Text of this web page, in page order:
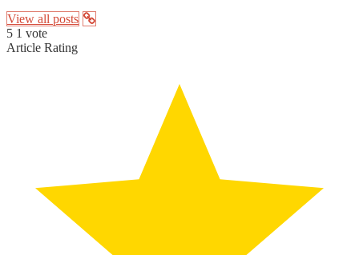
View all posts
5 1 vote
Article Rating